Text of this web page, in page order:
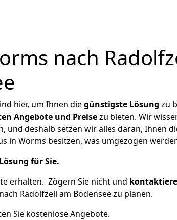
nach
hier, um Ihnen diegünstigste Lösung zu
Angebote und Preisezu bieten. Wir
und deshalb setzen wir alles daran, Ihnen
in Worms besitzen, was umgezogen
für Sie.
erhalten. Zögern Sie nicht und
Radolfzell am Bodensee zu planen.
Sie kostenlose Angebote.